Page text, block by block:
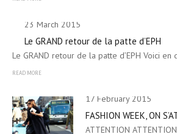
23 March 2015
Le GRAND retour de la patte d’EPH
Le GRAND retour de la patte d’EPH Voici
READ MORE
17 February 2015
FASHION WEEK, ON
ATTENTION